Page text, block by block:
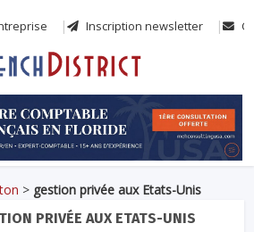
Inscription newsletter
> gestion privée aux Etats-Unis
PRIVÉE AUX ETATS-UNIS